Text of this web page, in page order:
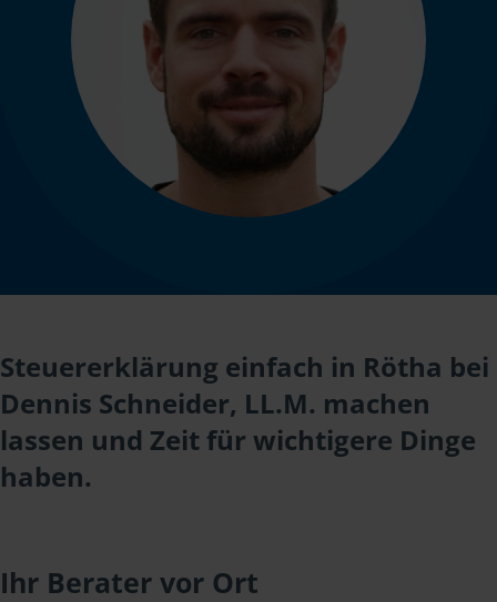
Steuererklärung einfach in Rötha bei
Dennis Schneider, LL.M. machen
lassen und Zeit für wichtigere Dinge
haben.
Ihr Berater vor Ort